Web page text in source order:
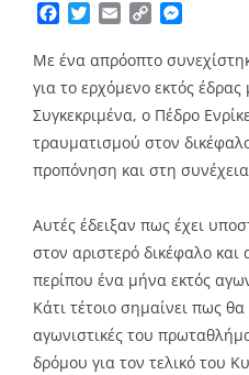
Facebook
TwitterEmailCopy
Με ένα απρόοπτο
για το ερχόμενο εκτός
Συγκεκριμένα, ο Πέδρο
τραυματισμού στον
προπόνηση και στη
Αυτές έδειξαν πως έχει
στον αριστερό δικέφαλο και
περίπου ένα μήνα εκτός
Κάτι τέτοιο σημαίνει πως θα
αγωνιστικές του
δρόμου για τον τελικό του